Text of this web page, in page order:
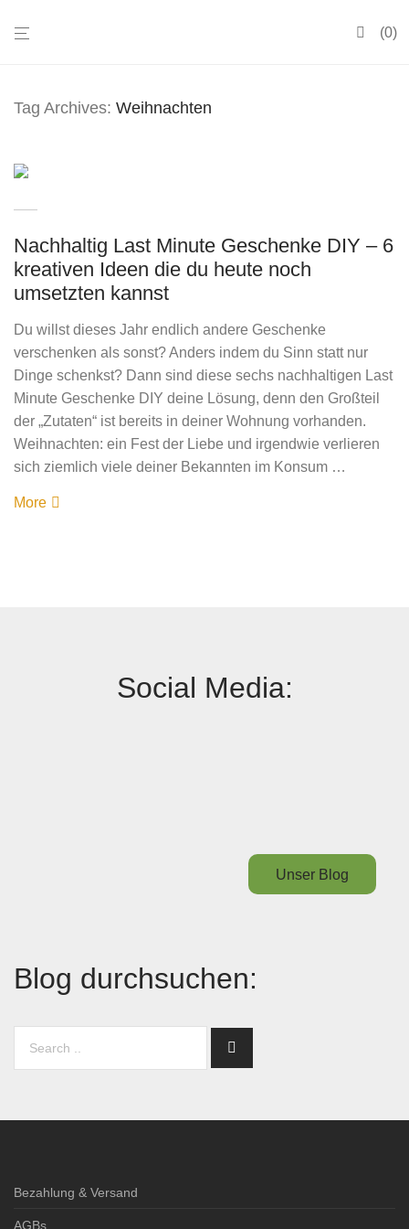
0
Tag Archives: Weihnachten
Nachhaltig Last Minute Geschenke DIY – 6
kreativen Ideen die du heute noch
umsetzten kannst
Du willst dieses Jahr endlich andere Geschenke
verschenken als sonst? Anders indem du Sinn statt nur
Dinge schenkst? Dann sind diese sechs nachhaltigen Last
Minute Geschenke DIY deine Lösung, denn den Großteil
der „Zutaten“ ist bereits in deiner Wohnung vorhanden.
Weihnachten: ein Fest der Liebe und irgendwie verlieren
sich ziemlich viele deiner Bekannten im Konsum …
More
Social Media:
Unser Blog
Blog durchsuchen:
Bezahlung & Versand
AGBs